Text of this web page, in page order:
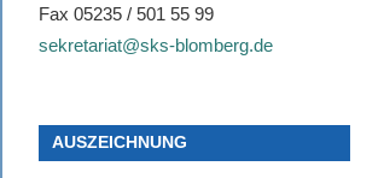
Fax 05235 / 501 55 99
sekretariat@sks-blomberg.de
AUSZEICHNUNG